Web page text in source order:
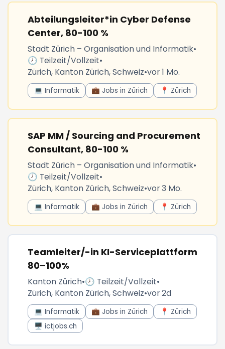
Abteilungsleiter*in Cyber Defense
Center, 80-100 %
Stadt Zürich – Organisation und Informatik•
🕗 Teilzeit/Vollzeit•
Zürich, Kanton Zürich, Schweiz•vor 1 Mo.
💻 Informatik 💼 Jobs in Zürich 📍 Zürich
SAP MM / Sourcing and Procurement
Consultant, 80-100 %
Stadt Zürich – Organisation und Informatik•
🕗 Teilzeit/Vollzeit•
Zürich, Kanton Zürich, Schweiz•vor 3 Mo.
💻 Informatik 💼 Jobs in Zürich 📍 Zürich
Teamleiter/-in KI-Serviceplattform
80–100%
Kanton Zürich•🕗 Teilzeit/Vollzeit•
Zürich, Kanton Zürich, Schweiz•vor 2d
💻 Informatik 💼 Jobs in Zürich
📍 Zürich
🖥️ ictjobs.ch